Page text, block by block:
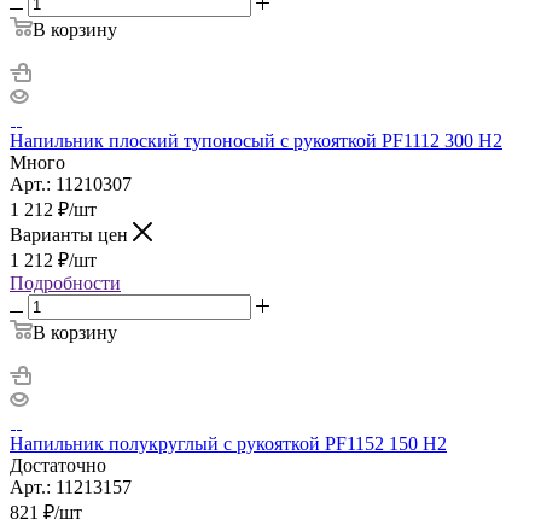
В корзину
Напильник плоский тупоносый с рукояткой PF1112 300 H2
Много
Арт.: 11210307
1 212 ₽/шт
Варианты цен
1 212 ₽/шт
Подробности
В корзину
Напильник полукруглый с рукояткой PF1152 150 H2
Достаточно
Арт.: 11213157
821 ₽/шт